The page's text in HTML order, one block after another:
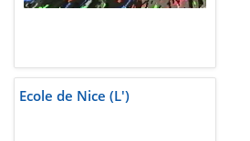
Ecole de Nice (L')